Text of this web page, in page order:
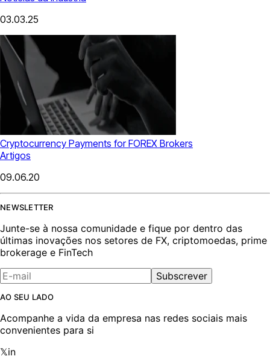
03.03.25
Cryptocurrency Payments for FOREX Brokers
Artigos
09.06.20
NEWSLETTER
Junte-se à nossa comunidade e fique por dentro das
últimas inovações nos setores de FX, criptomoedas, prime
brokerage e FinTech
Subscrever
AO SEU LADO
Acompanhe a vida da empresa nas redes sociais mais
convenientes para si
𝕏in